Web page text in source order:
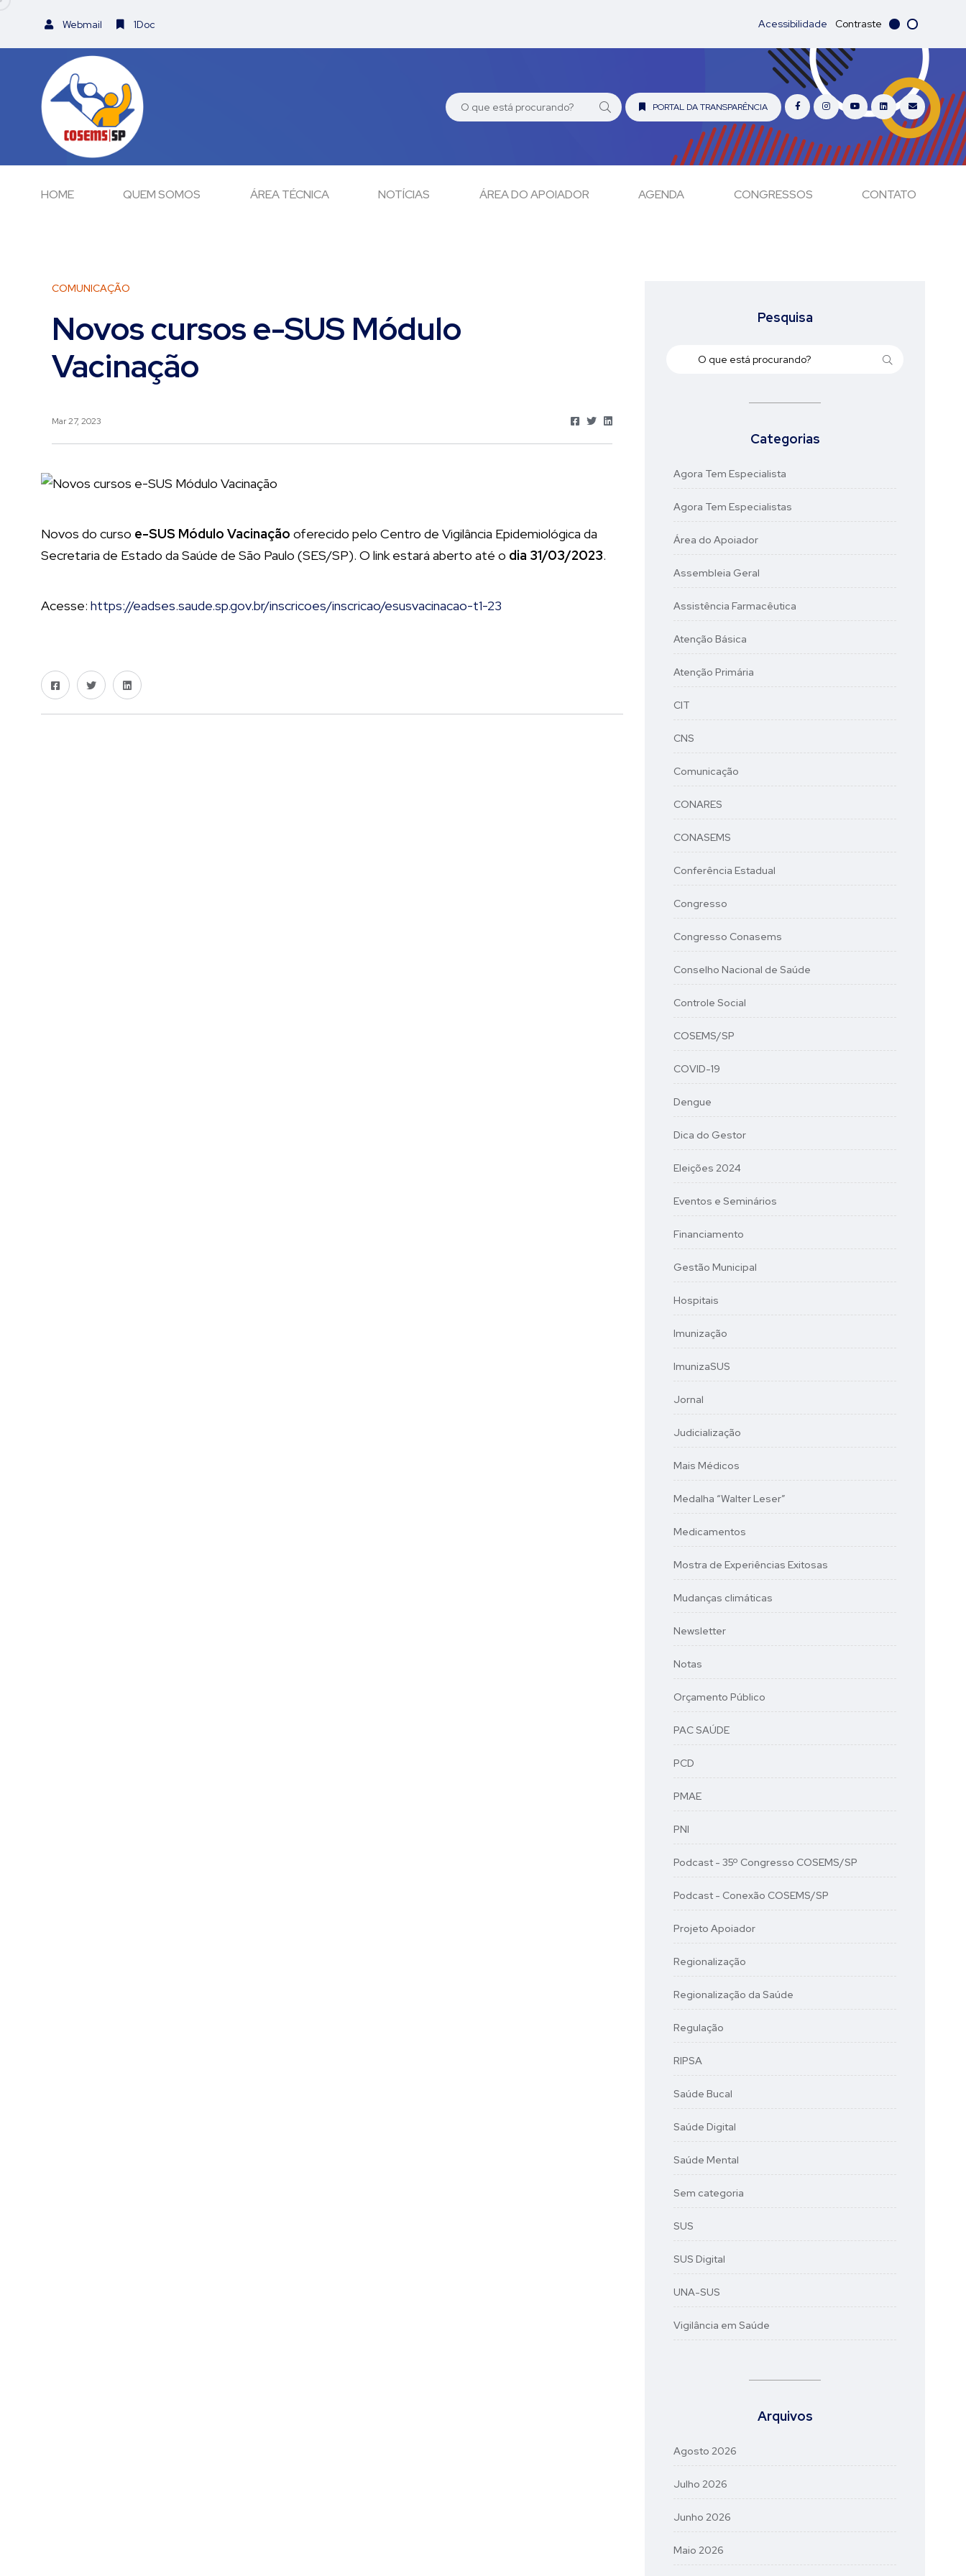
Webmail 1Doc Acessibilidade Contraste
PORTAL DA TRANSPARÊNCIA
HOME QUEM SOMOS ÁREA TÉCNICA NOTÍCIAS ÁREA DO APOIADOR AGENDA CONGRESSOS CONTATO
COMUNICAÇÃO
Novos cursos e-SUS Módulo
Vacinação
Mar 27, 2023
Novos do curso e-SUS Módulo Vacinação oferecido pelo Centro de Vigilância Epidemiológica da
Secretaria de Estado da Saúde de São Paulo (SES/SP). O link estará aberto até o dia 31/03/2023.
Acesse: https://eadses.saude.sp.gov.br/inscricoes/inscricao/esusvacinacao-t1-23
Pesquisa
Categorias
Agora Tem Especialista
Agora Tem Especialistas
Área do Apoiador
Assembleia Geral
Assistência Farmacêutica
Atenção Básica
Atenção Primária
CIT
CNS
Comunicação
CONARES
CONASEMS
Conferência Estadual
Congresso
Congresso Conasems
Conselho Nacional de Saúde
Controle Social
COSEMS/SP
COVID-19
Dengue
Dica do Gestor
Eleições 2024
Eventos e Seminários
Financiamento
Gestão Municipal
Hospitais
Imunização
ImunizaSUS
Jornal
Judicialização
Mais Médicos
Medalha “Walter Leser”
Medicamentos
Mostra de Experiências Exitosas
Mudanças climáticas
Newsletter
Notas
Orçamento Público
PAC SAÚDE
PCD
PMAE
PNI
Podcast - 35º Congresso COSEMS/SP
Podcast - Conexão COSEMS/SP
Projeto Apoiador
Regionalização
Regionalização da Saúde
Regulação
RIPSA
Saúde Bucal
Saúde Digital
Saúde Mental
Sem categoria
SUS
SUS Digital
UNA-SUS
Vigilância em Saúde
Arquivos
Agosto 2026
Julho 2026
Junho 2026
Maio 2026